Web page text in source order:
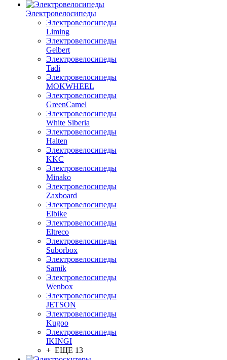
Электровелосипеды
Электровелосипеды
Liming
Электровелосипеды
Gelbert
Электровелосипеды
Tadi
Электровелосипеды
MOKWHEEL
Электровелосипеды
GreenCamel
Электровелосипеды
White Siberia
Электровелосипеды
Halten
Электровелосипеды
KKC
Электровелосипеды
Minako
Электровелосипеды
Zaxboard
Электровелосипеды
Elbike
Электровелосипеды
Eltreco
Электровелосипеды
Suborbox
Электровелосипеды
Samik
Электровелосипеды
Wenbox
Электровелосипеды
JETSON
Электровелосипеды
Kugoo
Электровелосипеды
IKINGI
+ ЕЩЕ 13